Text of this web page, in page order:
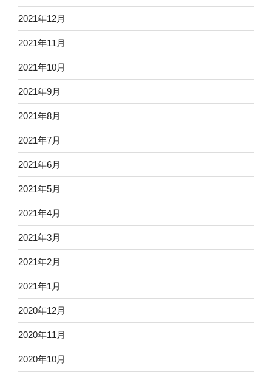
2021年12月
2021年11月
2021年10月
2021年9月
2021年8月
2021年7月
2021年6月
2021年5月
2021年4月
2021年3月
2021年2月
2021年1月
2020年12月
2020年11月
2020年10月